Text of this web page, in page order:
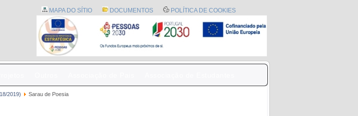
MAPA DO SÍTIO DOCUMENTOS POLÍTICA DE COOKIES
2019) Sarau de Poesia